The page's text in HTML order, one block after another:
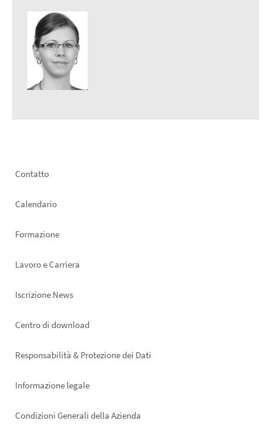
Footer
Contatto
Calendario
Formazione
Lavoro e Carriera
Iscrizione News
Footer
Centro di download
Responsabilità & Protezione dei Dati
Informazione legale
Condizioni Generali della Azienda